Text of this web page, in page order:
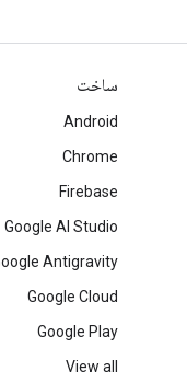
ساخت
Android
Chrome
Firebase
Google AI Studio
Antigravity
Google Cloud
Google Play
View all